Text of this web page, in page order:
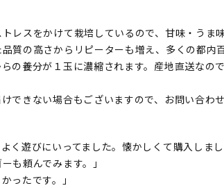
スをかけて栽培しているので、甘味・うま
質の高さからリピーターも増え、多くの都内
の養分が１玉に濃縮されます。産地直送なの
きない場合もございますので、お問い合わせ
く遊びにいってました。懐かしくて購入しま
も頼んでみます。」
ったです。」